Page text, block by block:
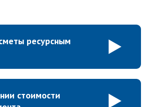
ресурсным
стоимости